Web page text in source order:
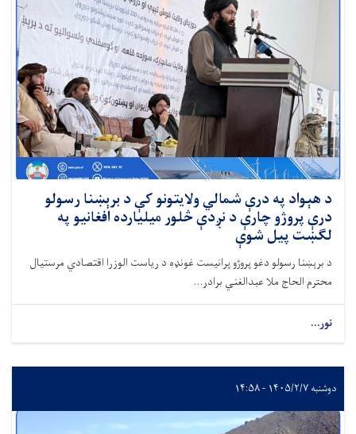
د هېواد په درې شمالي ولایتونو کې د برېښنا رسولو
درې پروژو چارې د نږدې څلور میلیارده افغانیو په
لګښت پیل شوې
د برېښنا رسولو دغو پروژو پرانیست غونډه د ریاست الوزرا اقتصادي مرستیال
محترم الحاج ملا عبدالغني برادر...
نور...
دوشنبه ۱۴۰۵/۲/۷ - ۱۴:۵۸